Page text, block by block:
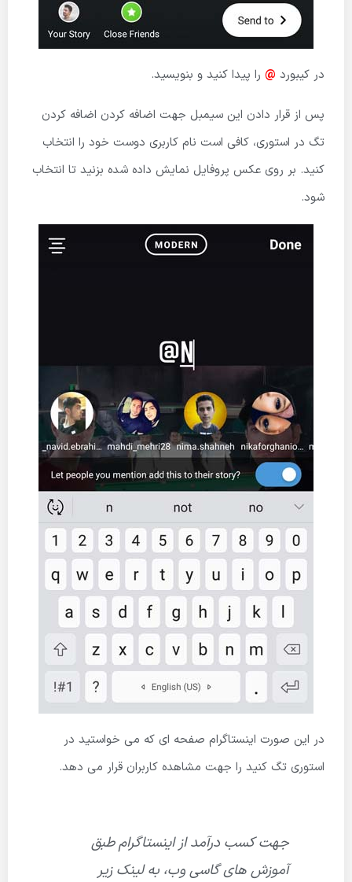
در کیبورد @ را پیدا کنید و بنویسید.
پس از قرار دادن این سیمبل جهت اضافه کردن اضافه کردن
تگ در استوری، کافی است نام کاربری دوست خود را انتخاب
کنید. بر روی عکس پروفایل نمایش داده شده بزنید تا انتخاب
شود.
در این صورت اینستاگرام صفحه ای که می خواستید در
استوری تگ کنید را جهت مشاهده کاربران قرار می دهد.
جهت کسب درآمد از اینستاگرام طبق
آموزش های گاسی وب، به لینک زیر